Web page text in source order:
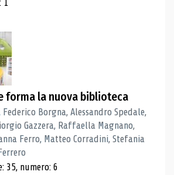
ricerca
1
forma la nuova biblioteca
Borgna, Alessandro Spedale,
Gazzera, Raffaella Magnano,
Ferro, Matteo Corradini, Stefania
35, numero: 6